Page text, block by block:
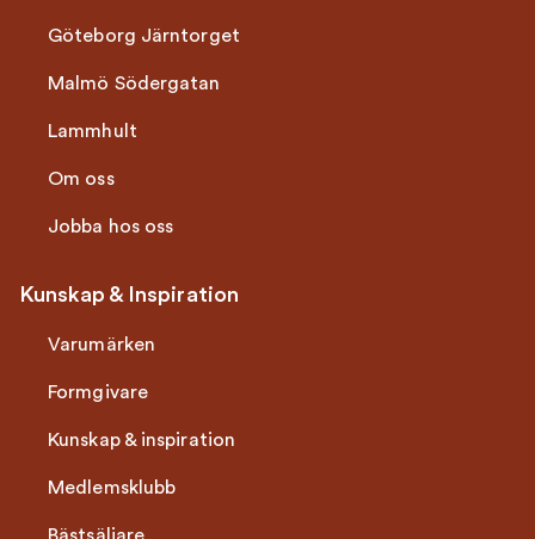
Göteborg Järntorget
Malmö Södergatan
Lammhult
Om oss
Jobba hos oss
Kunskap & Inspiration
Varumärken
Formgivare
Kunskap & inspiration
Medlemsklubb